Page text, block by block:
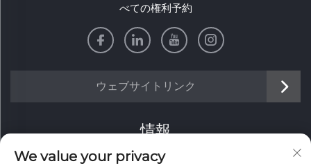
べての権利予約
ウェブサイトリンク
情報
毎週のニュースレターを受け取るにはサインアップしてくだ
We value your privacy